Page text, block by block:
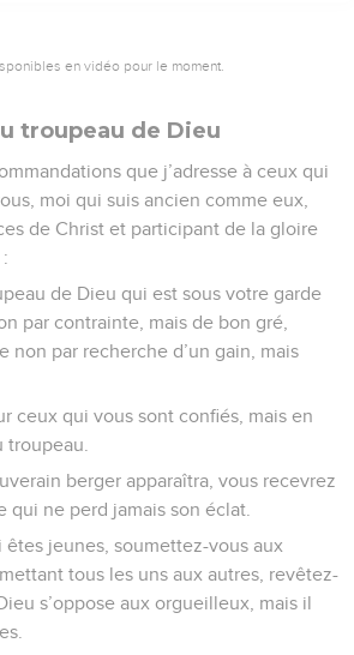
en vidéo pour le moment.
troupeau de Dieu
que j’adresse à ceux qui
moi qui suis ancien comme eux,
de Christ et participant de la gloire
de Dieu qui est sous votre garde
par contrainte, mais de bon gré,
non par recherche d’un gain, mais
ceux qui vous sont confiés, mais en
berger apparaîtra, vous recevrez
qui ne perd jamais son éclat.
êtes jeunes, soumettez-vous aux
tous les uns aux autres, revêtez-
s’oppose aux orgueilleux, mais il